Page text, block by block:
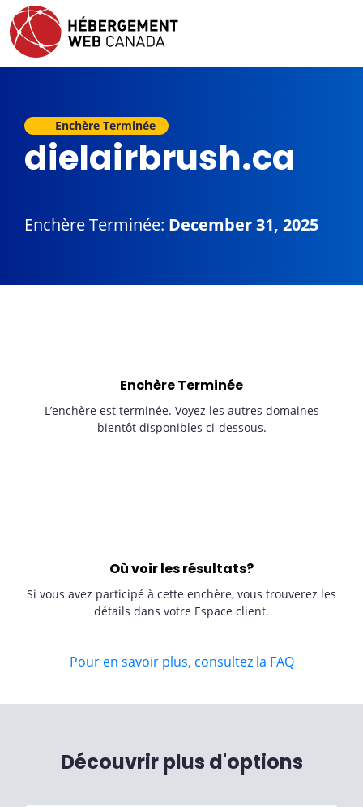
Enchère Terminée
dielairbrush.ca
Enchère Terminée: December 31, 2025
Enchère Terminée
L’enchère est terminée. Voyez les autres domaines
bientôt disponibles ci-dessous.
Où voir les résultats?
Si vous avez participé à cette enchère, vous trouverez les
détails dans votre Espace client.
Pour en savoir plus, consultez la FAQ
Découvrir plus d'options